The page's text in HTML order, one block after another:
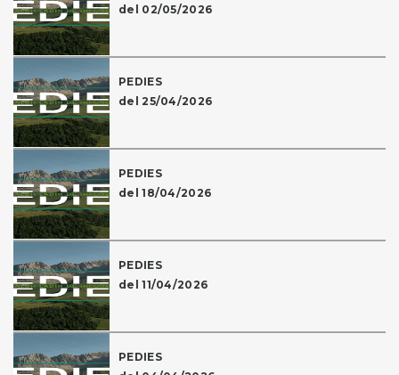
del 02/05/2026
PEDIES
del 25/04/2026
PEDIES
del 18/04/2026
PEDIES
del 11/04/2026
PEDIES